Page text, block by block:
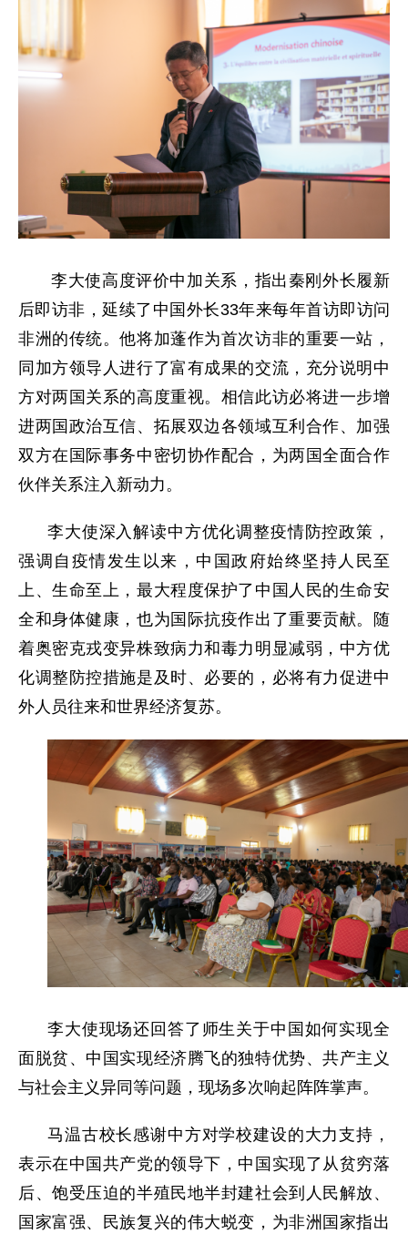
李大使高度评价中加关系，指出秦刚外长履新
后即访非，延续了中国外长33年来每年首访即访问
非洲的传统。他将加蓬作为首次访非的重要一站，
同加方领导人进行了富有成果的交流，充分说明中
方对两国关系的高度重视。相信此访必将进一步增
进两国政治互信、拓展双边各领域互利合作、加强
双方在国际事务中密切协作配合，为两国全面合作
伙伴关系注入新动力。
李大使深入解读中方优化调整疫情防控政策，
强调自疫情发生以来，中国政府始终坚持人民至
上、生命至上，最大程度保护了中国人民的生命安
全和身体健康，也为国际抗疫作出了重要贡献。随
着奥密克戎变异株致病力和毒力明显减弱，中方优
化调整防控措施是及时、必要的，必将有力促进中
外人员往来和世界经济复苏。
李大使现场还回答了师生关于中国如何实现全
面脱贫、中国实现经济腾飞的独特优势、共产主义
与社会主义异同等问题，现场多次响起阵阵掌声。
马温古校长感谢中方对学校建设的大力支持，
表示在中国共产党的领导下，中国实现了从贫穷落
后、饱受压迫的半殖民地半封建社会到人民解放、
国家富强、民族复兴的伟大蜕变，为非洲国家指出